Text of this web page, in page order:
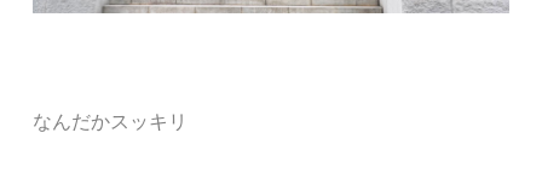
なんだかスッキリ